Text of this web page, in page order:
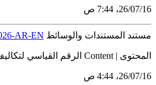
16‏/07‏/26، 7:44 ص
مستند المستندات والوسائط AR-EN
المحتوى | Content الرقم القياسي لتكاليف البناء لشهر يونيو 2026 م Construction Cost Index June 2026 # الجداول Tables ملخص الأرقام القياسية...
16‏/07‏/26، 4:44 ص